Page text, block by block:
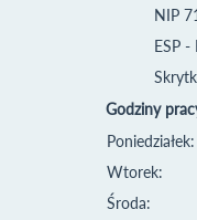
NIP
ESP
Godziny
Poniedziałek:
Wtorek:
Środa: